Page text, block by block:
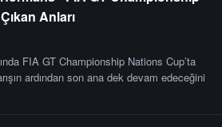
Anları
FIA GT Championship Nations Cup’ta
ardından son ana dek devam edeceğini